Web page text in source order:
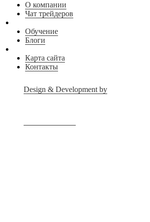
О компании
Чат трейдеров
Обучение
Блоги
Карта сайта
Контакты
Design & Development by